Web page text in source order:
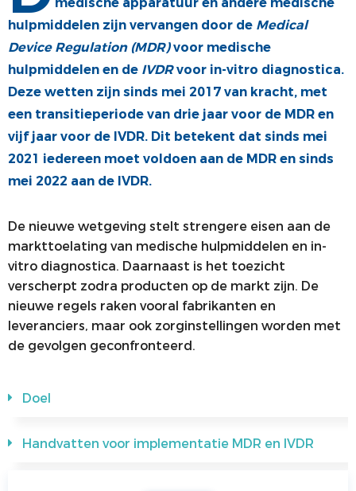
COMMUNICATIE
ALV
PRIJZEN
MEDISCHE INDUSTRIE
JONGE KLAREN
VACATUREBANK
hulpmiddelen zijn vervangen door de Medical
Device Regulation (MDR)voor medische
hulpmiddelen en de IVDRvoor in-vitro diagnostica.
Deze wetten zijn sinds mei 2017 van kracht, met
een transitieperiode van drie jaar voor de MDR en
vijf jaar voor de IVDR. Dit betekent dat sinds mei
2021 iedereen moet voldoen aan de MDR en sinds
mei 2022 aan de IVDR.
De nieuwe wetgeving stelt strengere eisen aan de
markttoelating van medische hulpmiddelen en in-
vitro diagnostica. Daarnaast is het toezicht
verscherpt zodra producten op de markt zijn. De
nieuwe regels raken vooral fabrikanten en
leveranciers, maar ook zorginstellingen worden met
de gevolgen geconfronteerd.
Doel
Handvatten voor implementatie MDR en IVDR